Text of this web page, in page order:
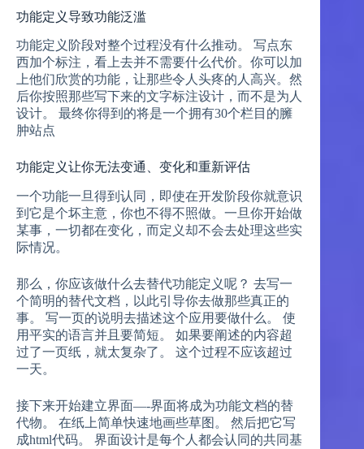
功能定义导致功能泛滥
功能定义阶段对整个过程没有什么推动。 写点东
西加个标注，看上去并不需要什么代价。你可以加
上他们欣赏的功能，让那些令人头疼的人高兴。然
后你按照那些写下来的文字标注设计，而不是为人
设计。 最终你得到的将是一个拥有30个栏目的臃
肿站点
功能定义让你无法变通、变化和重新评估
一个功能一旦得到认同，即使在开发阶段你就意识
到它是个坏主意，你也不得不照做。一旦你开始做
某事，一切都在变化，而定义却不会去处理这些实
际情况。
那么，你应该做什么去替代功能定义呢？ 去写一
个简明的替代文档，以此引导你去做那些真正的
事。 写一页的说明去描述这个应用要做什么。 使
用平实的语言并且要简短。 如果要阐述的内容超
过了一页纸，就太复杂了。 这个过程不应该超过
一天。
接下来开始建立界面—-界面将成为功能文档的替
代物。 在纸上简单快速地画些草图。 然后把它写
成html代码。 界面设计是每个人都会认同的共同基